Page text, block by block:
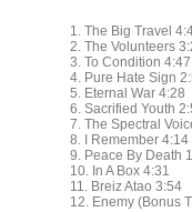
1. The Big Travel
2. The Volunteers
3. To Condition 4:47
4. Pure Hate Sign
5. Eternal War 4:28
6. Sacrified Youth
7. The Spectral
8. I Remember 4:14
9. Peace By Death
10. In A Box 4:31
11. Breiz Atao 3:54
12. Enemy (Bonus